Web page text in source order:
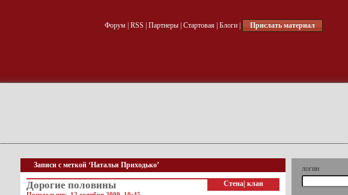
Форум| RSS Партнеры| Стартовая| Блоги| Прислать материал
Записи с меткой ‘Наталья Приходько’
Стена клан
Дорогие половины
логин